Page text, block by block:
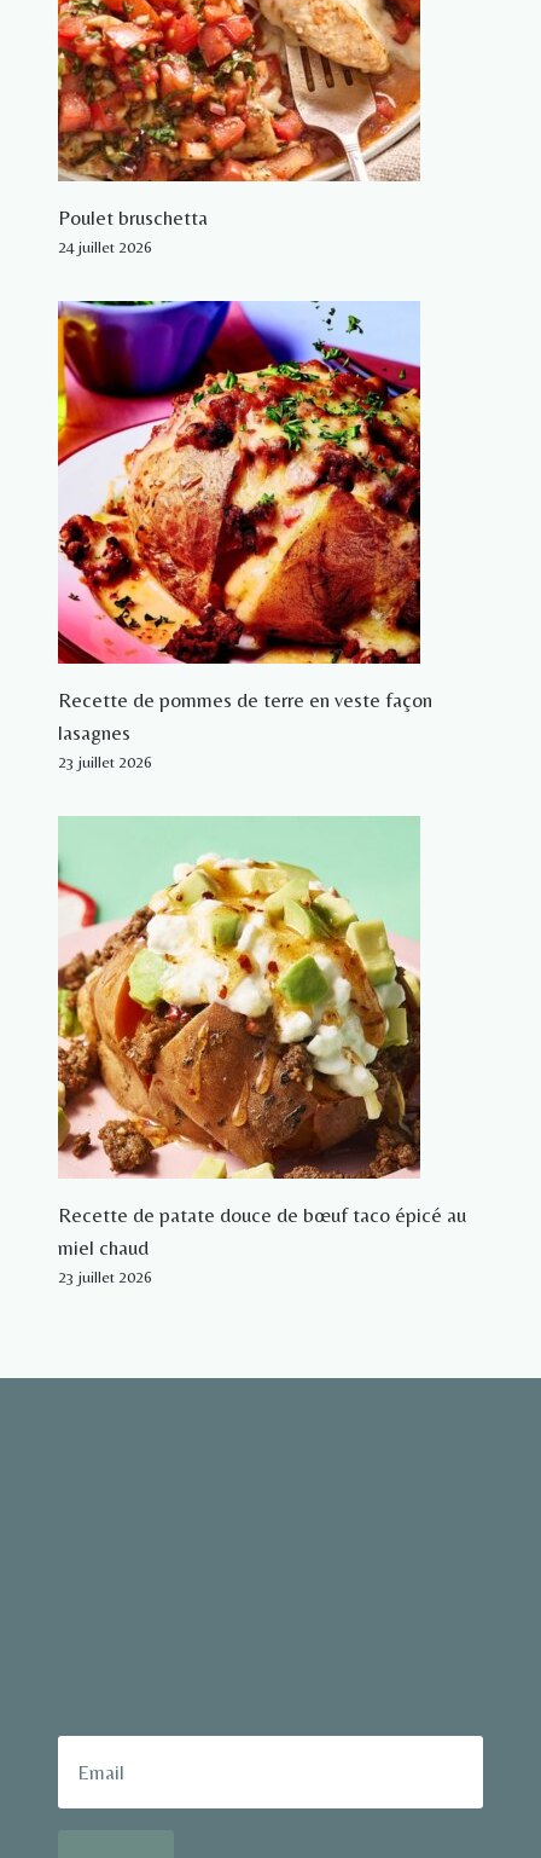
Poulet bruschetta
24 juillet 2026
Recette de pommes de terre en veste façon
lasagnes
23 juillet 2026
Recette de patate douce de bœuf taco épicé au
miel chaud
23 juillet 2026